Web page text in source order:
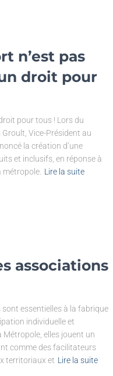
n’est pas
droit pour
pour tous ! Lors du
Vice-Président au
la création d’une
et inclusifs, en réponse à
métropole. Lire la suite
associations
essentielles à la fabrique
individuelle et
elles jouent un
comme des facilitateurs
territoriaux et Lire la suite